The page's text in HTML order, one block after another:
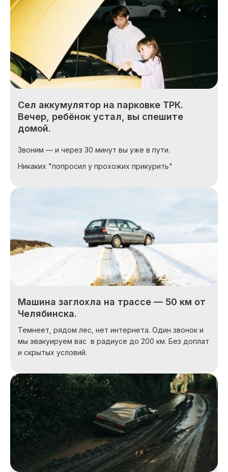
Сел аккумулятор на парковке ТРК.
Вечер, ребёнок устал, вы спешите
домой.
Звоним — и через 30 минут вы уже в пути.
Никаких "попросил у прохожих прикурить"
Машина заглохла на трассе — 50 км от
Челябинска.
Темнеет, рядом лес, нет интернета. Один звонок и
мы эвакуируем вас в радиусе до 200 км. Без доплат
и скрытых условий.